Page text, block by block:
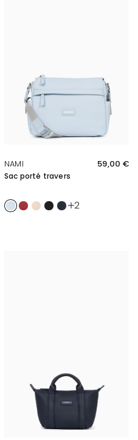
NAMI 59,00 €
Sac porté travers
Bleu cielRouge foncé
Ivoire
NoirBleu nuit2